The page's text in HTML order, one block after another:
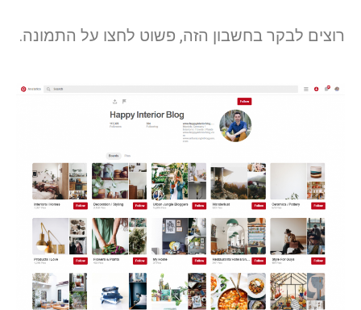
רוצים לבקר בחשבון הזה, פשוט לחצו על התמונה.